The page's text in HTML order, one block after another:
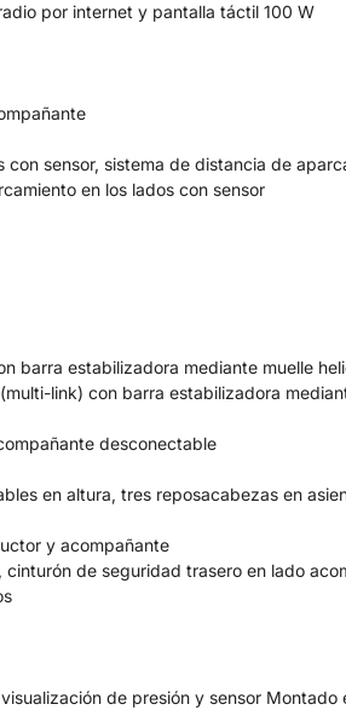
por internet y pantalla táctil 100 W
sensor, sistema de distancia de
en los lados con sensor
barra estabilizadora mediante muelle
link) con barra estabilizadora
desconectable
en altura, tres reposacabezas en
y acompañante
de seguridad trasero en lado
de presión y sensor Montado